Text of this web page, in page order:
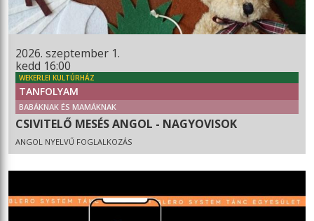
2026. szeptember 1.
kedd 16:00
WEKERLEI KULTÚRHÁZ
TANFOLYAM
BABÁKNAK ÉS MAMÁKNAK
CSIVITELŐ MESÉS ANGOL - NAGYOVISOK
ANGOL NYELVŰ FOGLALKOZÁS